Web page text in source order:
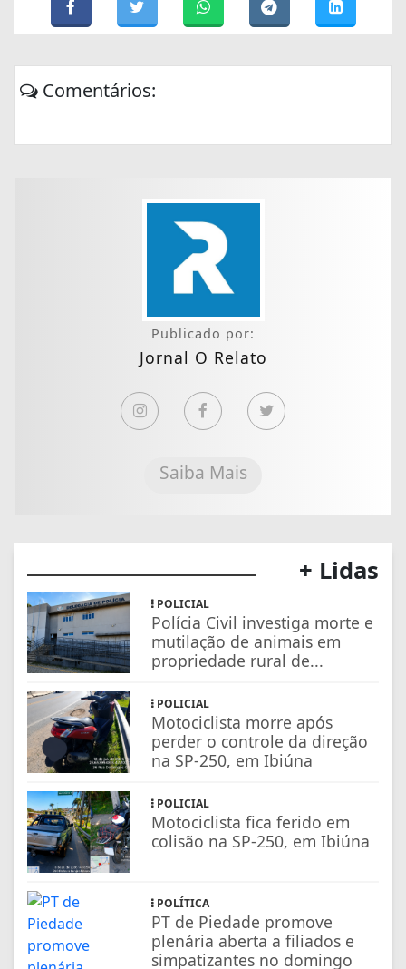
Comentários:
Publicado por:
Jornal O Relato
Saiba Mais
+ Lidas
POLICIAL
Polícia Civil investiga morte e
mutilação de animais em
propriedade rural de...
POLICIAL
Motociclista morre após
perder o controle da direção
na SP-250, em Ibiúna
POLICIAL
Motociclista fica ferido em
colisão na SP-250, em Ibiúna
POLÍTICA
PT de Piedade promove
plenária aberta a filiados e
simpatizantes no domingo